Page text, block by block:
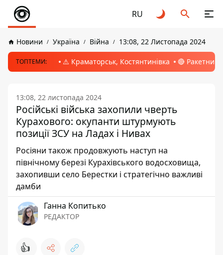
RU
Новини Україна Війна 13:08, 22 Листопада 2024
ТОПТЕМИ: ⚠️ Краматорськ, Костянтинівка 🔴 Ракетний
13:08, 22 листопада 2024
Російські війська захопили чверть
Курахового: окупанти штурмують
позиції ЗСУ на Ладах і Нивах
Росіяни також продовжують наступ на
північному березі Курахівського водосховища,
захопивши село Берестки і стратегічно важливі
дамби
Ганна Копитько
РЕДАКТОР
👍